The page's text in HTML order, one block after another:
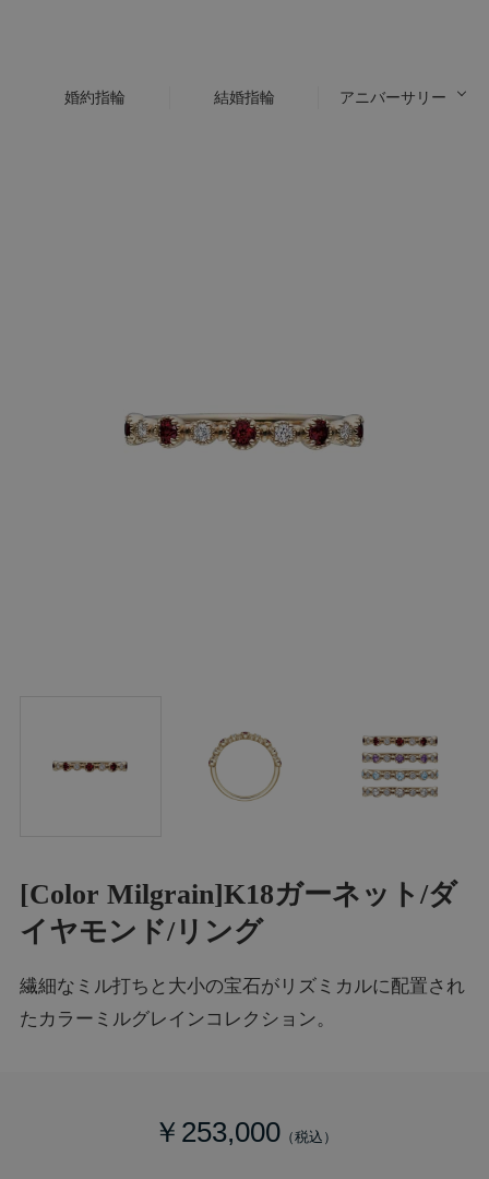
婚約指輪 結婚指輪 アニバーサリー
[Color Milgrain]K18ガーネット/ダ
イヤモンド/リング
繊細なミル打ちと大小の宝石がリズミカルに配置され
たカラーミルグレインコレクション。
￥253,000